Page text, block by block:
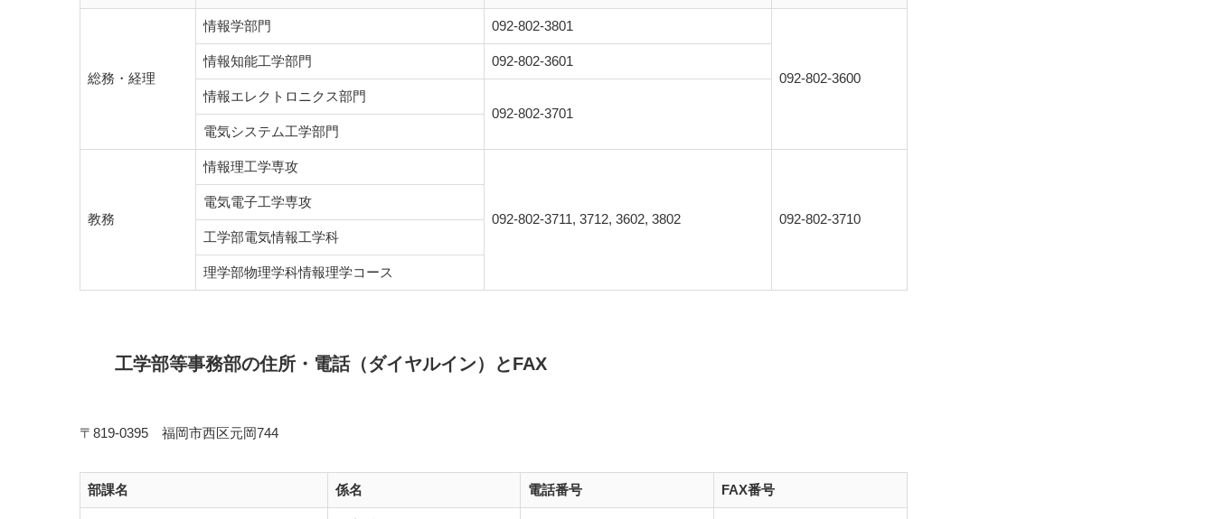
総務・経理
情報学部門 092-802-3801
092-802-3600
情報知能工学部門 092-802-3601
情報エレクトロニクス部門
092-802-3701
電気システム工学部門
教務
情報理工学専攻
092-802-3711, 3712, 3602, 3802 092-802-3710
電気電子工学専攻
工学部電気情報工学科
理学部物理学科情報理学コース
工学部等事務部の住所・電話（ダイヤルイン）とFAX
〒819-0395 福岡市西区元岡744
部課名 係名 電話番号 FAX番号